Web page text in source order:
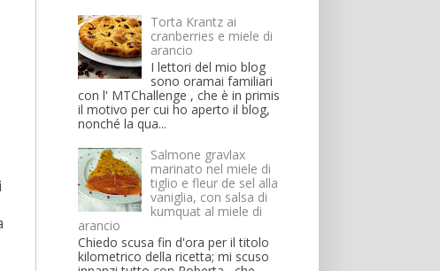
Torta Krantz ai
cranberries e miele di
arancio
I lettori del mio blog
sono oramai familiari
con l' MTChallenge , che è in primis
il motivo per cui ho aperto il blog,
nonché la qua...
Salmone gravlax
marinato nel miele di
tiglio e fleur de sel alla
vaniglia, con salsa di
kumquat al miele di
arancio
Chiedo scusa fin d'ora per il titolo
kilometrico della ricetta; mi scuso